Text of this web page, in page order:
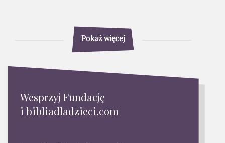
Pokaż więcej
Wesprzyj Fundację
i bibliadladzieci.com